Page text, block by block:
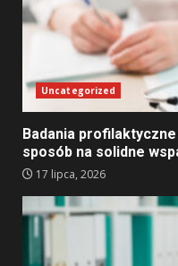
Uncategorized
Badania
sposób na solidne
17 lipca, 2026